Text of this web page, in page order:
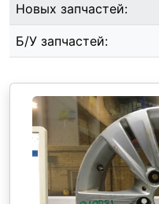
Новых запчастей:
Б/У запчастей: